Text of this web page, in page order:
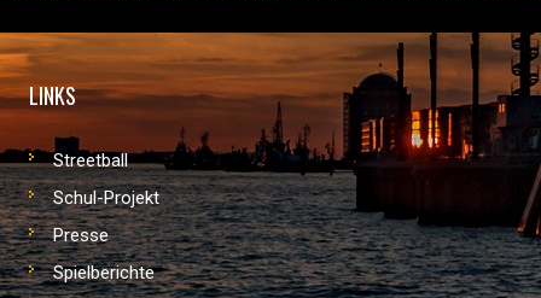
LINKS
Streetball
Schul-Projekt
Presse
Spielberichte